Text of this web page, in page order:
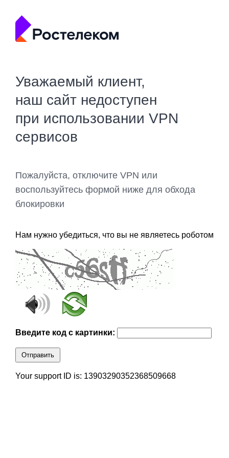
Уважаемый клиент,
наш сайт недоступен
при использовании VPN
сервисов
Пожалуйста, отключите VPN или
воспользуйтесь формой ниже для обхода
блокировки
Нам нужно убедиться, что вы не являетесь роботом
Введите код с картинки:
Отправить
Your support ID is: 13903290352368509668